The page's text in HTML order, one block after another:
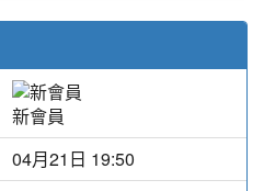
新會員
04月21日 19:50